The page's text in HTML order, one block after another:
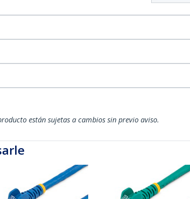
están sujetas a cambios sin previo aviso.